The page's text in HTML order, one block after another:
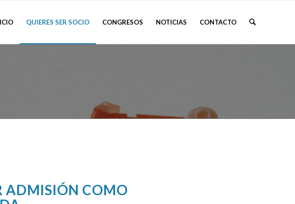
QUIERES SER SOCIO CONGRESOS NOTICIAS CONTACTO
ADMISIÓN COMO